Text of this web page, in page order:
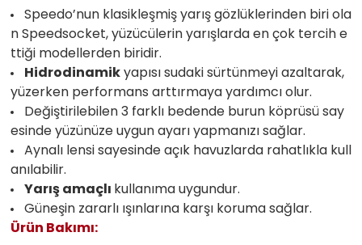
Speedo’nun klasikleşmiş yarış gözlüklerinden biri ola
n Speedsocket, yüzücülerin yarışlarda en çok tercih e
ttiği modellerden biridir.
Hidrodinamikyapısı sudaki sürtünmeyi azaltarak,
yüzerken performans arttırmaya yardımcı olur.
Değiştirilebilen 3 farklı bedende burun köprüsü say
esinde yüzünüze uygun ayarı yapmanızı sağlar.
Aynalı lensi sayesinde açık havuzlarda rahatlıkla kull
anılabilir.
Yarış amaçlı kullanıma uygundur.
Güneşin zararlı ışınlarına karşı koruma sağlar.
Ürün Bakımı: